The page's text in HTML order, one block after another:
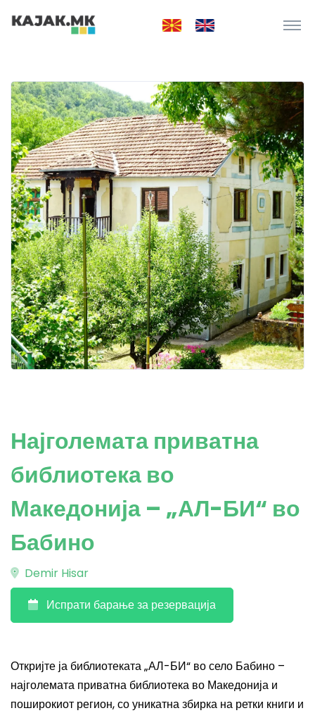
Најголемата приватна
библиотека во
Македонија – „АЛ-БИ“ во
Бабино
Demir Hisar
Испрати барање за резервација
Откријте ја библиотеката „АЛ-БИ“ во село Бабино –
најголемата приватна библиотека во Македонија и
поширокиот регион, со уникатна збирка на ретки книги и